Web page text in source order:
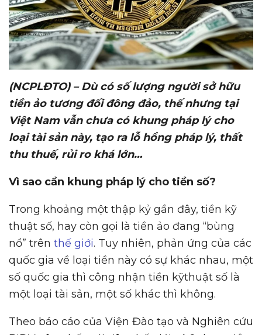
(NCPLĐTO) – Dù có sốlượng người sởhữu
tiền ảo tương đối đông đảo, thếnhưng tại
Việt Nam vẫn chưa có khung pháp lý cho
loại tài sản này, tạo ra lỗhổng pháp lý, thất
thu thuế, rủi ro khá lớn…
Vì sao cần khung pháp lý cho tiền số?
Trong khoảng một thập kỷ gần đây, tiền kỹ
thuật số, hay còn gọi là tiền ảo đang “bùng
nổ” trên thế giới. Tuy nhiên, phản ứng của các
quốc gia về loại tiền này có sự khác nhau, một
số quốc gia thì công nhận tiền kỹthuật số là
một loại tài sản, một số khác thì không.
Theo báo cáo của Viện Đào tạo và Nghiên cứu